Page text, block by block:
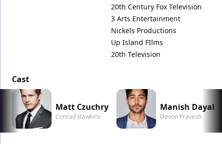
20th Century Fox Television
3 Arts Entertainment
Nickels Productions
Up Island FIlms
20th Television
Cast
Matt Czuchry
Conrad Hawkins
Manish Dayal
Devon Pravesh